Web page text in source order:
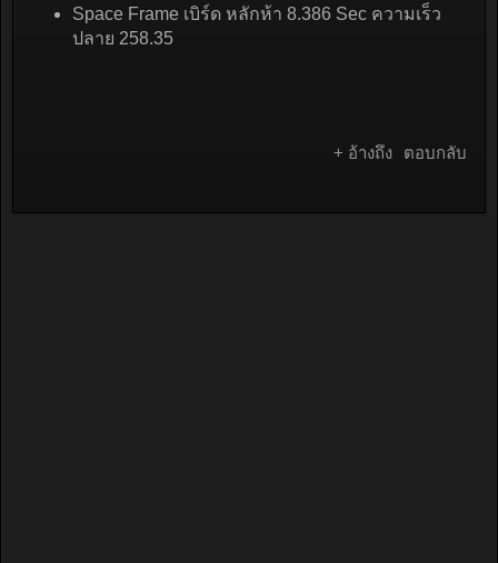
Space Frame เบิร์ด หลักห้า 8.386 Sec ความเร็ว
ปลาย 258.35
+ อ้างถึง ตอบกลับ